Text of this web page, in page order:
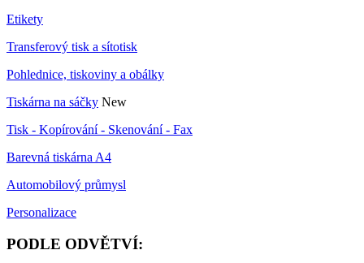
Etikety
Transferový tisk a sítotisk
Pohlednice, tiskoviny a obálky
Tiskárna na sáčky New
Tisk - Kopírování - Skenování - Fax
Barevná tiskárna A4
Automobilový průmysl
Personalizace
PODLE ODVĚTVÍ: